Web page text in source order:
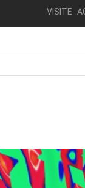
VISITE